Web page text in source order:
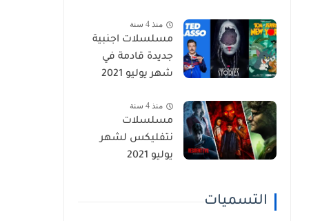
منذ 4 سنة
مسلسلات اجنبية
جديدة قادمة في
شهر يوليو 2021
منذ 4 سنة
مسلسلات
نتفليكس لشهر
يوليو 2021
التسميات